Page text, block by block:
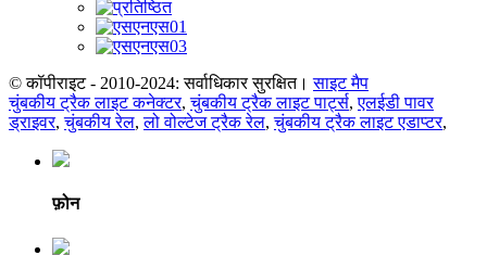
© कॉपीराइट - 2010-2024: सर्वाधिकार सुरक्षित। साइट मैप
चुंबकीय ट्रैक लाइट कनेक्टर,चुंबकीय ट्रैक लाइट पार्ट्स,एलईडी पावर
ड्राइवर,चुंबकीय रेल,लो वोल्टेज ट्रैक रेल,चुंबकीय ट्रैक लाइट एडाप्टर,
फ़ोन